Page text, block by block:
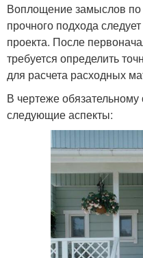
Воплощение замыслов по
прочного подхода
проекта. После
требуется определить
для расчета расходных
В чертеже
следующие аспекты: